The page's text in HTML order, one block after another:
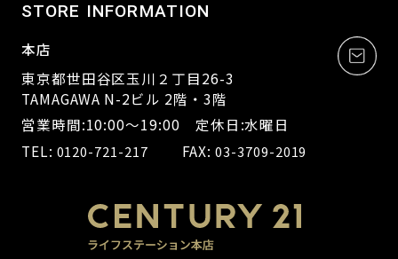
STORE INFORMATION
本店
東京都世田谷区玉川２丁目26-3
TAMAGAWA N-2ビル 2階・3階
営業時間:10:00～19:00 定休日:水曜日
TEL: 0120-721-217 FAX:03-3709-2019